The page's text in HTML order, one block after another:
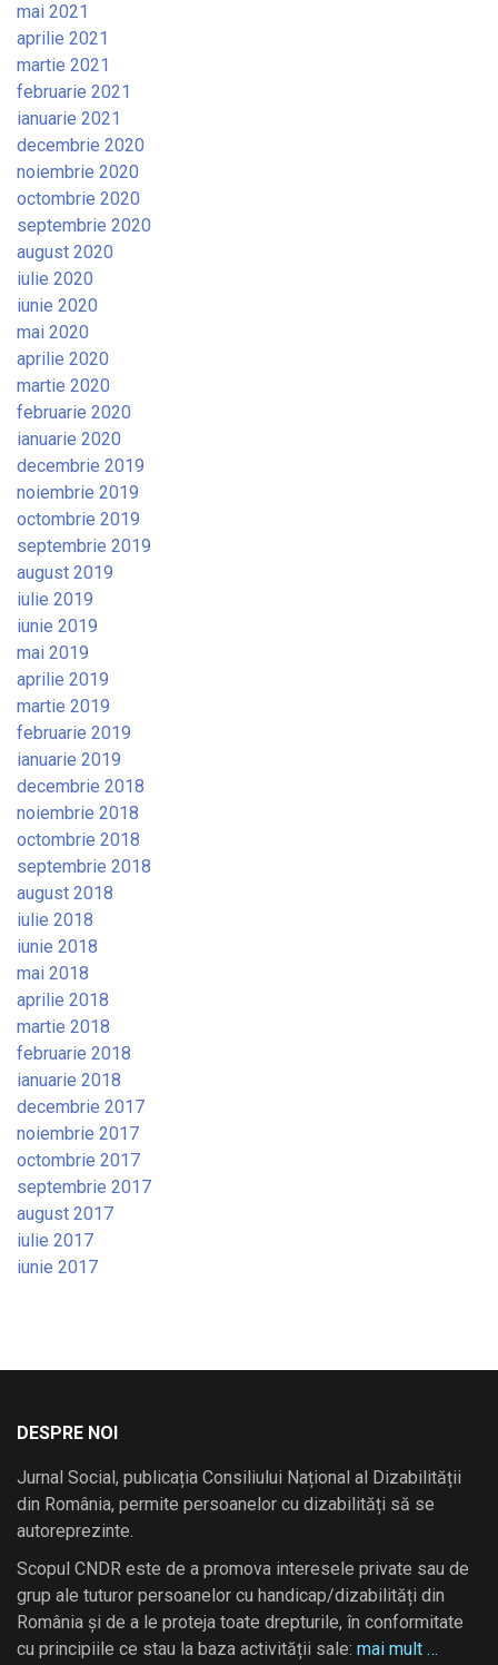
mai 2021
aprilie 2021
martie 2021
februarie 2021
ianuarie 2021
decembrie 2020
noiembrie 2020
octombrie 2020
septembrie 2020
august 2020
iulie 2020
iunie 2020
mai 2020
aprilie 2020
martie 2020
februarie 2020
ianuarie 2020
decembrie 2019
noiembrie 2019
octombrie 2019
septembrie 2019
august 2019
iulie 2019
iunie 2019
mai 2019
aprilie 2019
martie 2019
februarie 2019
ianuarie 2019
decembrie 2018
noiembrie 2018
octombrie 2018
septembrie 2018
august 2018
iulie 2018
iunie 2018
mai 2018
aprilie 2018
martie 2018
februarie 2018
ianuarie 2018
decembrie 2017
noiembrie 2017
octombrie 2017
septembrie 2017
august 2017
iulie 2017
iunie 2017
DESPRE NOI
Jurnal Social, publicația Consiliului Național al Dizabilității
din România, permite persoanelor cu dizabilități să se
autoreprezinte.
Scopul CNDR este de a promova interesele private sau de
grup ale tuturor persoanelor cu handicap/dizabilități din
România și de a le proteja toate drepturile, în conformitate
cu principiile ce stau la baza activității sale: mai mult …